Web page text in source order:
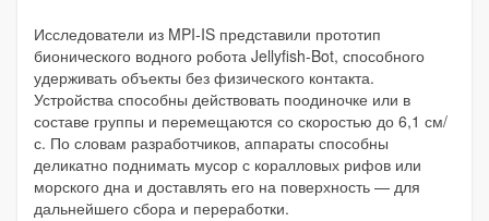
Исследователи из MPI-IS представили прототип
бионического водного робота Jellyfish-Bot, способного
удерживать объекты без физического контакта.
Устройства способны действовать поодиночке или в
составе группы и перемещаются со скоростью до 6,1 см/
с. По словам разработчиков, аппараты способны
деликатно поднимать мусор с коралловых рифов или
морского дна и доставлять его на поверхность — для
дальнейшего сбора и переработки.